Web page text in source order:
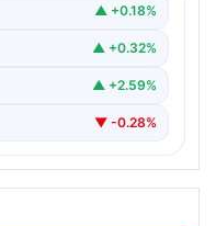
▲ +0.18%
▲ +0.32%
▲ +2.59%
▼ -0.28%